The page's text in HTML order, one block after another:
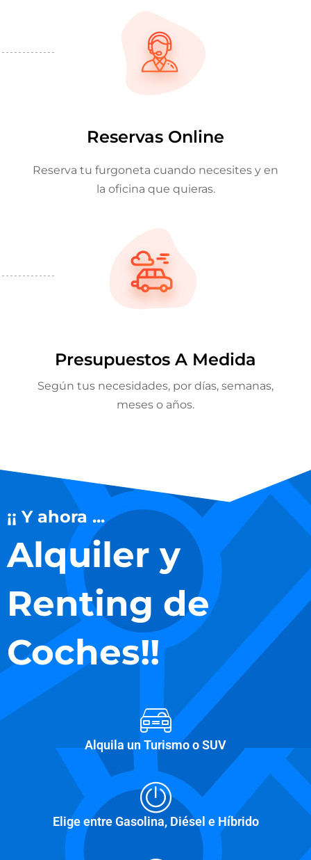
Reservas Online
Reserva tu furgoneta cuando necesites y en
la oficina que quieras.
Presupuestos A Medida
Según tus necesidades, por días, semanas,
meses o años.
¡¡ Y ahora ...
Alquiler y
Renting de
Coches!!
Alquila un Turismo o SUV
Elige entre Gasolina, Diésel e Híbrido